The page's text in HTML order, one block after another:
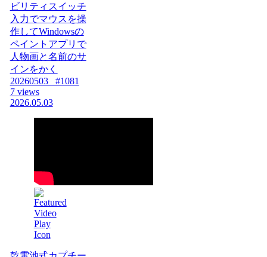
ビリティスイッチ
入力でマウスを操
作してWindowsの
ペイントアプリで
人物画と名前のサ
インをかく
20260503_ #1081
7 views
2026.05.03